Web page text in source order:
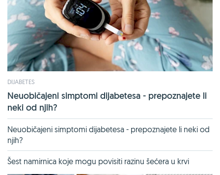
DIJABETES
Neuobičajeni simptomi dijabetesa - prepoznajete li
neki od njih?
Neuobičajeni simptomi dijabetesa - prepoznajete li neki od
njih?
Šest namirnica koje mogu povisiti razinu šećera u krvi